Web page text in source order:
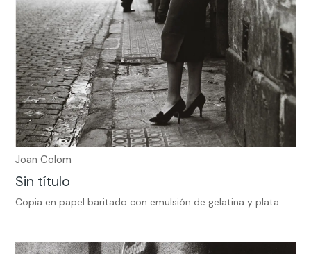
Joan Colom
Sin título
Copia en papel baritado con emulsión de gelatina y plata